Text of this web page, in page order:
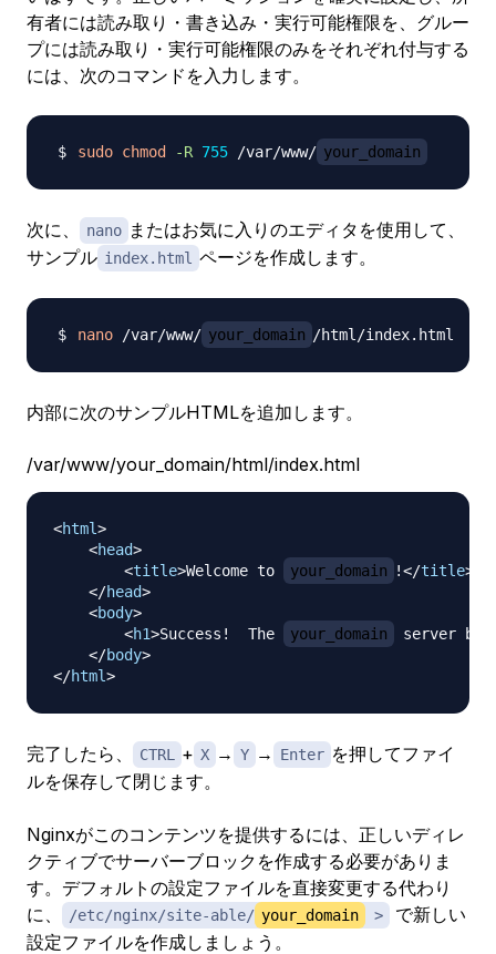
有者には読み取り・書き込み・実行可能権限を、グルー
プには読み取り・実行可能権限のみをそれぞれ付与する
には、次のコマンドを入力します。
sudo chmod -R 755 /var/www/ your_domain
次に、 nano またはお気に入りのエディタを使用して、
サンプル index.html ページを作成します。
nano /var/www/ your_domain
内部に次のサンプルHTMLを追加します。
/var/www/your_domain/html/index.html
<html>
<head>
<title>Welcome to your_domain !</title>
</head>
<body>
<h1>Success!  The your_domain
server
</body>
</html>
完了したら、 CTRL + X → Y → Enter を押してファイ
ルを保存して閉じます。
Nginxがこのコンテンツを提供するには、正しいディレ
クティブでサーバーブロックを作成する必要がありま
す。デフォルトの設定ファイルを直接変更する代わり
に、
/etc/nginx/site-able/ your_domain >
で新しい
設定ファイルを作成しましょう。